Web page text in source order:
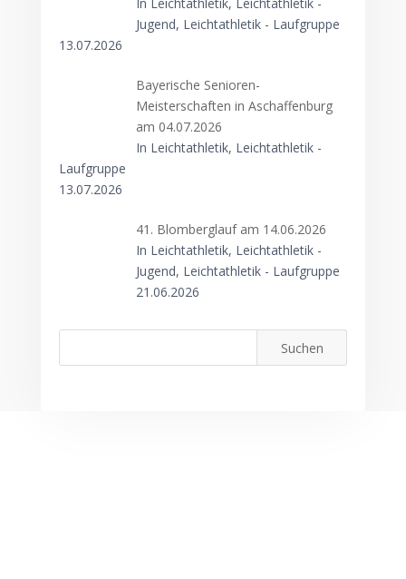
Jugend, Leichtathletik - Laufgruppe
13.07.2026
Bayerische Senioren-
Meisterschaften in Aschaffenburg
am 04.07.2026
In Leichtathletik, Leichtathletik -
Laufgruppe
13.07.2026
41. Blomberglauf am 14.06.2026
In Leichtathletik, Leichtathletik -
Jugend, Leichtathletik - Laufgruppe
21.06.2026